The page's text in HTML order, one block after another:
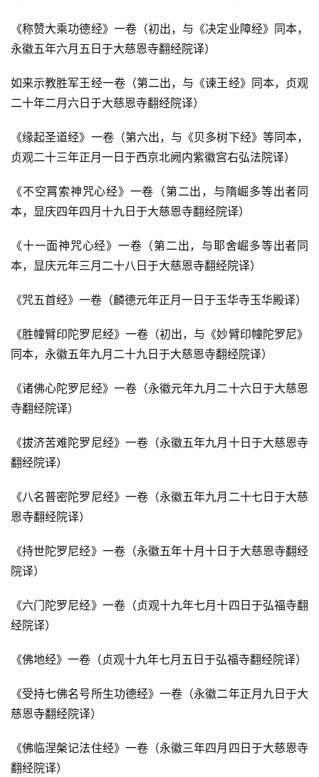
物
院
巡
视
纪
佛
艺
政
法
规
免
责
明
《称赞大乘功德经》一卷（初出，与《决定业障经》同本，
永徽五年六月五日于大慈恩寺翻经院译）
如来示教胜军王经一卷（第二出，与《谏王经》同本，贞观
二十年二月六日于大慈恩寺翻经院译）
《缘起圣道经》一卷（第六出，与《贝多树下经》等同本，
贞观二十三年正月一日于西京北阙内紫徽宫右弘法院译）
《不空罥索神咒心经》一卷（第二出，与隋崛多等出者同
本，显庆四年四月十九日于大慈恩寺翻经院译）
《十一面神咒心经》一卷（第二出，与耶舍崛多等出者同
本，显庆元年三月二十八日于大慈恩寺翻经院译）
《咒五首经》一卷（麟德元年正月一日于玉华寺玉华殿译）
《胜幢臂印陀罗尼经》一卷（初出，与《妙臂印幢陀罗尼》
同本，永徽五年九月二十九日于大慈恩寺翻经院译）
《诸佛心陀罗尼经》一卷（永徽元年九月二十六日于大慈恩
寺翻经院译）
《拔济苦难陀罗尼经》一卷（永徽五年九月十日于大慈恩寺
翻经院译）
《八名普密陀罗尼经》一卷（永徽五年九月二十七日于大慈
恩寺翻经院译）
《持世陀罗尼经》一卷（永徽五年十月十日于大慈恩寺翻经
院译）
《六门陀罗尼经》一卷（贞观十九年七月十四日于弘福寺翻
经院译）
《佛地经》一卷（贞观十九年七月五日于弘福寺翻经院译）
《受持七佛名号所生功德经》一卷（永徽二年正月九日于大
慈恩寺翻经院译）
《佛临涅槃记法住经》一卷（永徽三年四月四日于大慈恩寺
翻经院译）